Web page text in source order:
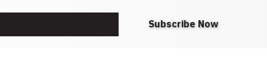
Subscribe Now